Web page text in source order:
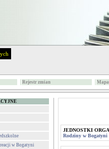
Rejestr zmian
w Bogatyni
JEDNOSTKI
Rodziny w Bogatyni